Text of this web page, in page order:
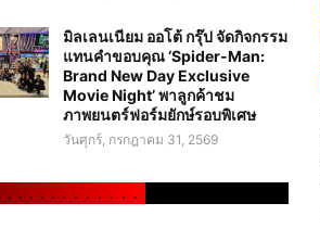
มิลเลนเนียม ออโต้ กรุ๊ป จัดกิจกรรม
แทนคำขอบคุณ ‘Spider-Man:
Brand New Day Exclusive
Movie Night’ พาลูกค้าชม
ภาพยนตร์ฟอร์มยักษ์รอบพิเศษ
วันศุกร์, กรกฎาคม 31, 2569
. . . . . . . . . . . .